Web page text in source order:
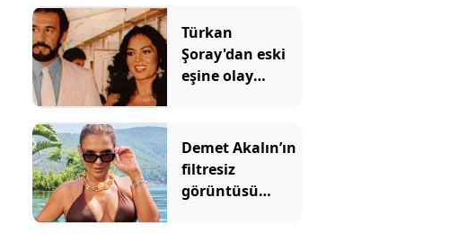
çıktı
Türkan
Şoray'dan eski
eşine olay
gecikmedi
Demet Akalın’ın
filtresiz
görüntüsü